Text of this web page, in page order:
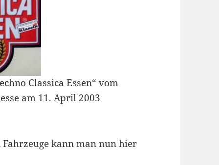
Classica Essen“ vom
am 11. April 2003
kann man nun hier